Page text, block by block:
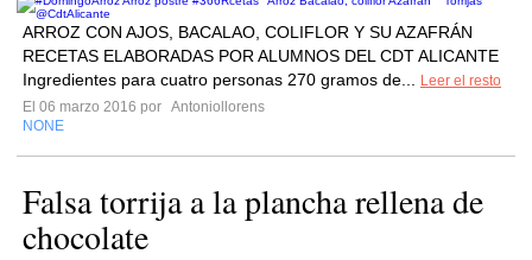
ARROZ CON AJOS, BACALAO, COLIFLOR Y SU AZAFRÁN
RECETAS ELABORADAS POR ALUMNOS DEL CDT ALICANTE
Ingredientes para cuatro personas 270 gramos de...
Leer el resto
El 06 marzo 2016 por Antoniollorens
NONE
Falsa torrija a la plancha rellena de
chocolate